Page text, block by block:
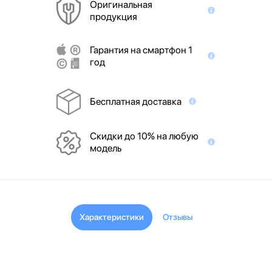
Оригинальная
продукция
Гарантия на смартфон 1
год
Бесплатная доставка
Скидки до 10% на любую
модель
Характеристики Отзывы